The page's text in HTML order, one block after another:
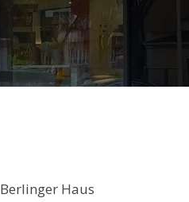
Berlinger Haus